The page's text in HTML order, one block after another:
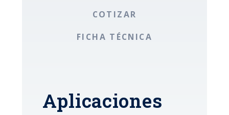
COTIZAR
FICHA TÉCNICA
Aplicaciones